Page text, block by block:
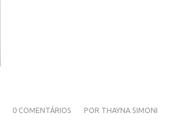
0 COMENTÁRIOS
/ POR THAYNA SIMONI